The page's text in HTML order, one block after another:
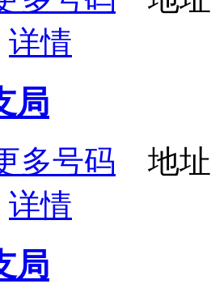
详情
局
多号码 地址
详情
局